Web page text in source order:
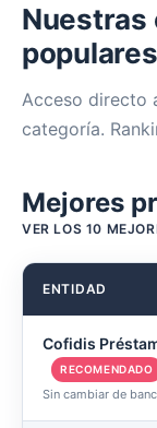
Nuestras
populares
Acceso directo
categoría.
Mejores
VER LOS 10
ENTIDAD
Cofidis
RECOMENDADO
Sin cambiar de